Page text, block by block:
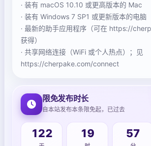
· 装有 macOS 10.10 或更高版本的 Mac
· 装有 Windows 7 SP1 或更新版本的电脑
· 最新的助手应用程序（可在 https://
获得）
· 共享网络连接（WiFi 或个人热点）；见
https://cherpake.com/connect
限免发布时长
自本站发布本条限免起，已过去
122 19 57